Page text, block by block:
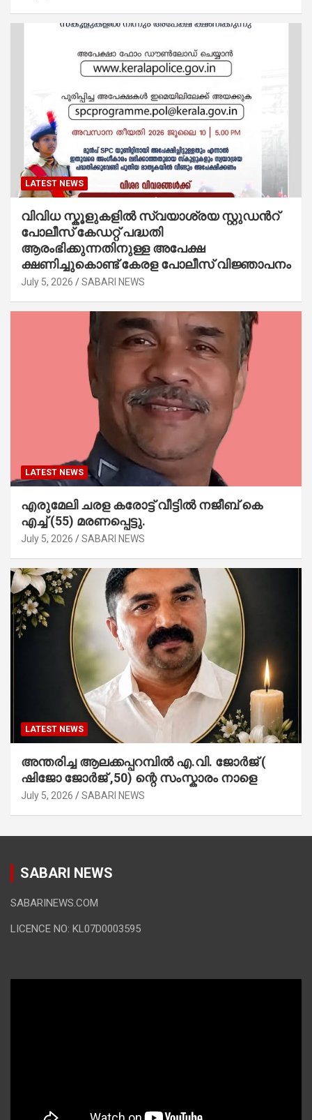
LATEST NEWS
വിവിധ സ്കൂളുകളില്‍ സ്വയാശ്രയ സ്റ്റുഡന്‍റ്
പോലീസ് കേഡറ്റ് പദ്ധതി
ആരംഭിക്കുന്നതിനുള്ള അപേക്ഷ
ക്ഷണിച്ചുകൊണ്ട് കേരള പോലീസ് വിജ്ഞാപനം
July 5, 2026 SABARI NEWS
LATEST NEWS
എരുമേലി ചരള കരോട്ട് വീട്ടിൽ നജീബ് കെ
എച്ച് (55) മരണപ്പെട്ടു.
July 5, 2026 SABARI NEWS
LATEST NEWS
അന്തരിച്ച ആ​ല​ക്ക​പ്പ​റമ്പിൽ​ എ.​വി. ജോ​ർ​ജ് (
ഷിജോ ജോർജ് ,50) ന്റെ സംസ്കാരം നാളെ
July 5, 2026 SABARI NEWS
SABARI NEWS
SABARINEWS.COM
LICENCE NO: KL07D0003595